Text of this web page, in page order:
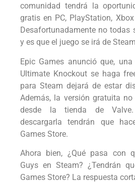
comunidad tendrá la
gratis en PC, PlayStation,
Desafortunadamente no todas
y es que el juego se irá de
Epic Games anunció que,
Ultimate Knockout se haga
para Steam dejará de estar
Además, la versión gratuita
desde la tienda de Valve.
descargarla tendrán que
Games Store.
Ahora bien, ¿Qué pasa con
Guys en Steam? ¿Tendrán
Games Store? La respuesta